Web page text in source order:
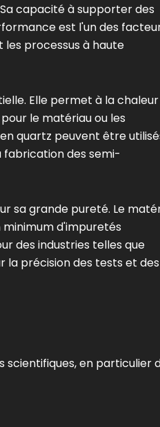
capacité à supporter des
est l'un des
processus à haute
Elle permet à la
le matériau ou les
quartz peuvent être
fabrication des semi-
sa grande pureté. Le
d'impuretés
des industries telles que
la précision des tests et des
scientifiques, en particulier